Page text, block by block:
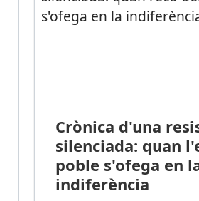
Crònica d'una
silenciada: quan
poble s'ofega en
indiferència